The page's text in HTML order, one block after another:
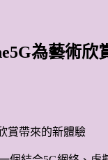
為藝術欣